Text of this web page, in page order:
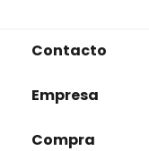
Contacto
Empresa
Compra